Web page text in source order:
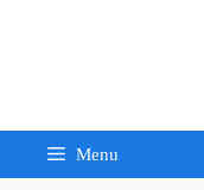
Menu